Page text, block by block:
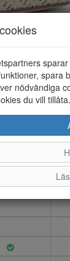
36
spara
nödvändiga
du vill tillåta.